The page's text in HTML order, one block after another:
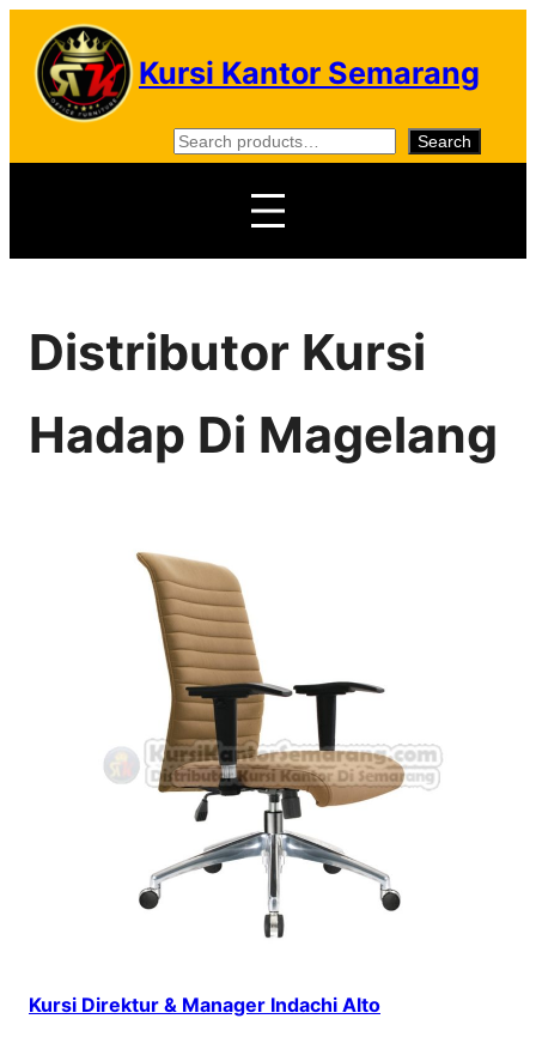
Skip
content
Kursi Kantor Semarang
S
e
c
Search
Distributor Kursi
Hadap Di Magelang
Kursi Direktur & Manager Indachi Alto